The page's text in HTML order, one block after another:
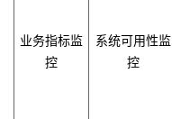
业务指标监
控
系统可用性监
控